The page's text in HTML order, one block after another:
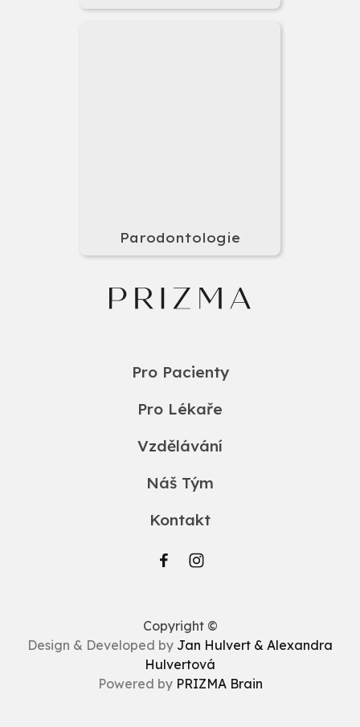
Parodontologie
Pro Pacienty
Pro Lékaře
Vzdělávání
Náš Tým
Kontakt
Copyright ©
Design & Developed by Jan Hulvert & Alexandra
Hulvertová
Powered by PRIZMA Brain